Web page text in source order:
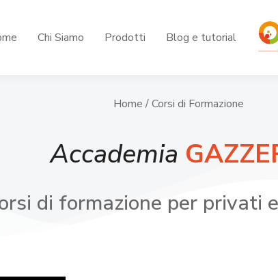
Chi Siamo Prodotti Blog e tutorial
Home / Corsi di Formazione
Accademia
di formazione per privati